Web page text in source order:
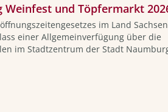
Weinfest und Töpfermarkt
im Land
einer Allgemeinverfügung über die
im Stadtzentrum der Stadt